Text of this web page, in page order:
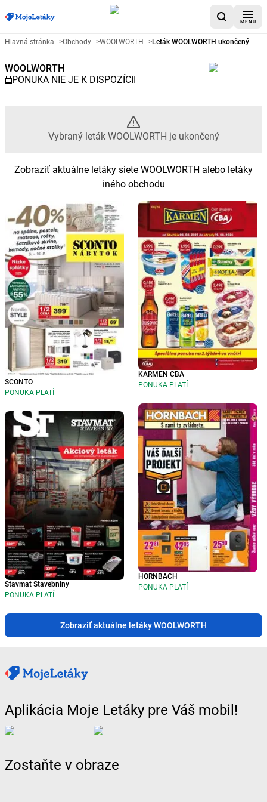
MENU
Reklamný leták WOOLWORTH
Hlavná stránka >Obchody >WOOLWORTH >Leták WOOLWORTH ukončený
WOOLWORTH
PONUKA NIE JE K DISPOZÍCII
Vybraný leták WOOLWORTH je ukončený
Zobraziť aktuálne letáky siete WOOLWORTH alebo letáky
iného obchodu
SCONTO
PONUKA PLATÍ
Stavmat Stavebniny
PONUKA PLATÍ
KARMEN CBA
PONUKA PLATÍ
HORNBACH
PONUKA PLATÍ
Zobraziť aktuálne letáky WOOLWORTH
Aplikácia Moje Letáky pre Váš mobil!
Zostaňte v obraze